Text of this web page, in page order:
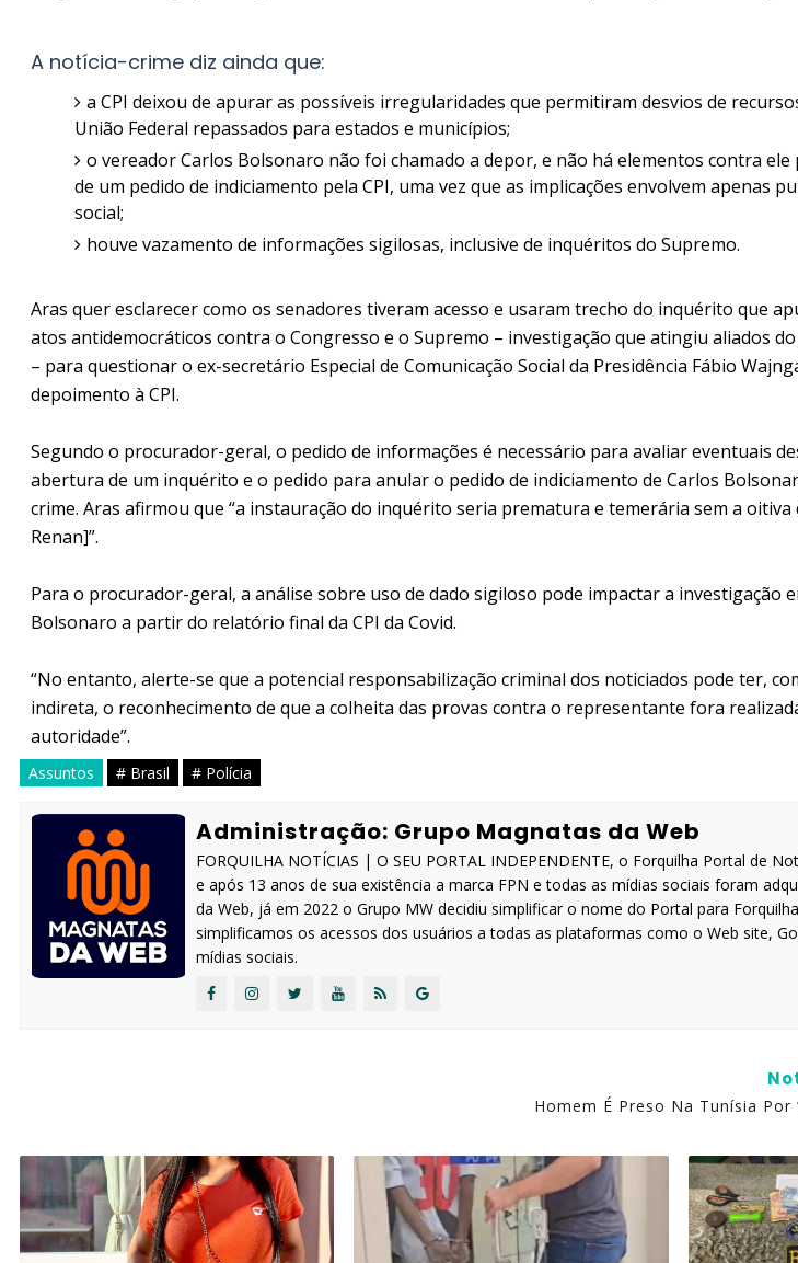
A notícia-crime diz ainda que:
a CPI deixou de apurar as possíveis irregularidades que permitiram desvios de
União Federal repassados para estados e municípios;
o vereador Carlos Bolsonaro não foi chamado a depor, e não há elementos contra ele
de um pedido de indiciamento pela CPI, uma vez que as implicações envolvem apenas
social;
houve vazamento de informações sigilosas, inclusive de inquéritos do Supremo.
Aras quer esclarecer como os senadores tiveram acesso e usaram trecho do inquérito que
atos antidemocráticos contra o Congresso e o Supremo – investigação que atingiu aliados
– para questionar o ex-secretário Especial de Comunicação Social da Presidência Fábio
depoimento à CPI.
Segundo o procurador-geral, o pedido de informações é necessário para avaliar eventuais
abertura de um inquérito e o pedido para anular o pedido de indiciamento de Carlos
crime. Aras afirmou que “a instauração do inquérito seria prematura e temerária sem a oitiva
Renan]”.
Para o procurador-geral, a análise sobre uso de dado sigiloso pode impactar a investigação
Bolsonaro a partir do relatório final da CPI da Covid.
“No entanto, alerte-se que a potencial responsabilização criminal dos noticiados pode ter,
indireta, o reconhecimento de que a colheita das provas contra o representante fora
autoridade”.
Assuntos # Brasil # Polícia
Administração: Grupo Magnatas da Web
FORQUILHA NOTÍCIAS | O SEU PORTAL INDEPENDENTE, o Forquilha Portal de
e após 13 anos de sua existência a marca FPN e todas as mídias sociais foram
da Web, já em 2022 o Grupo MW decidiu simplificar o nome do Portal para
simplificamos os acessos dos usuários a todas as plataformas como o Web site,
mídias sociais.
Homem É Preso Na Tunísia Por